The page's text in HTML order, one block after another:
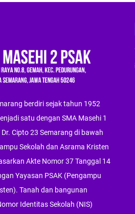
berdiri sejak tahun 1952
satu dengan SMA Masehi 1
Cipto 23 Semarang di bawah
Sekolah dan Asrama Kristen
Akte Nomor 37 Tanggal 14
Yayasan PSAK (Pengampu
Tanah dan bangunan
Identitas Sekolah (NIS)